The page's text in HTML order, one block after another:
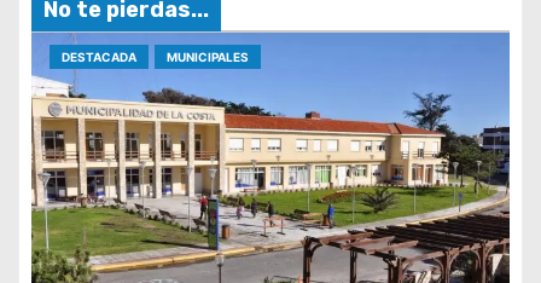
No te pierdas...
DESTACADA MUNICIPALES